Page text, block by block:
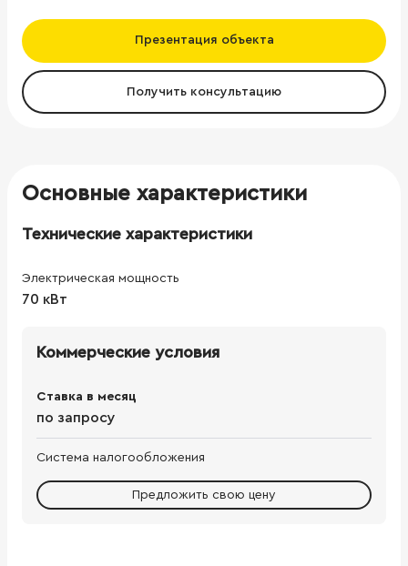
Презентация объекта
Получить консультацию
Основные характеристики
Технические характеристики
Электрическая мощность
70 кВт
Коммерческие условия
Ставка в месяц
по запросу
Система налогообложения
Предложить свою цену